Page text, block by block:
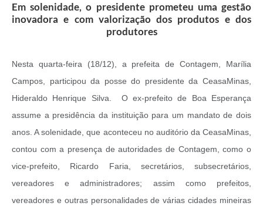
Em solenidade, o presidente prometeu uma gestão
inovadora e com valorização dos produtos e dos
produtores
Nesta quarta-feira (18/12), a prefeita de Contagem, Marília
Campos, participou da posse do presidente da CeasaMinas,
Hideraldo Henrique Silva. O ex-prefeito de Boa Esperança
assume a presidência da instituição para um mandato de dois
anos. A solenidade, que aconteceu no auditório da CeasaMinas,
contou com a presença de autoridades de Contagem, como o
vice-prefeito, Ricardo Faria, secretários, subsecretários,
vereadores e administradores; assim como prefeitos,
vereadores e outras personalidades de várias cidades mineiras